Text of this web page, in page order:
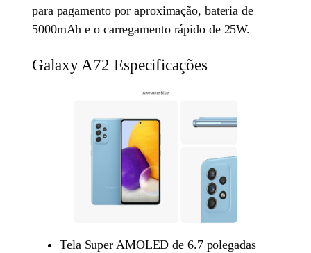
para pagamento por aproximação, bateria de
5000mAh e o carregamento rápido de 25W.
Galaxy A72 Especificações
Tela Super AMOLED de 6.7 polegadas